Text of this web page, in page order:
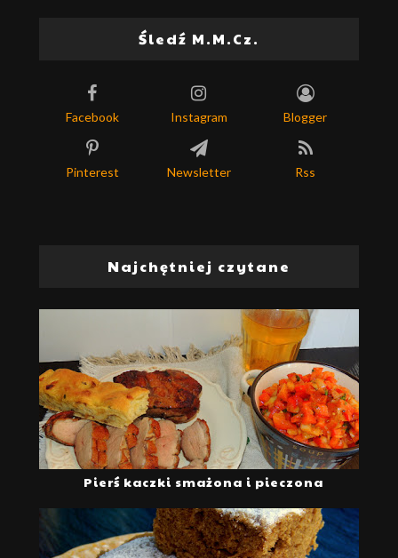
Śledź M.M.Cz.
Facebook Instagram Blogger
Pinterest Newsletter Rss
Najchętniej czytane
Pierś kaczki smażona i pieczona